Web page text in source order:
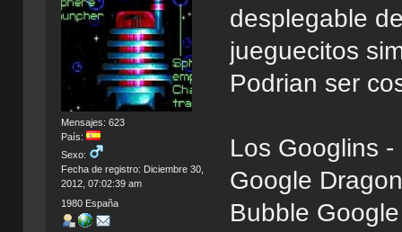
Mensajes: 623
País:
Sexo:
Fecha de registro: Diciembre 30,
2012, 07:02:39 am
1980 España
desplegable
jueguecitos
Podrian ser
Los Googlins
Google
Bubble